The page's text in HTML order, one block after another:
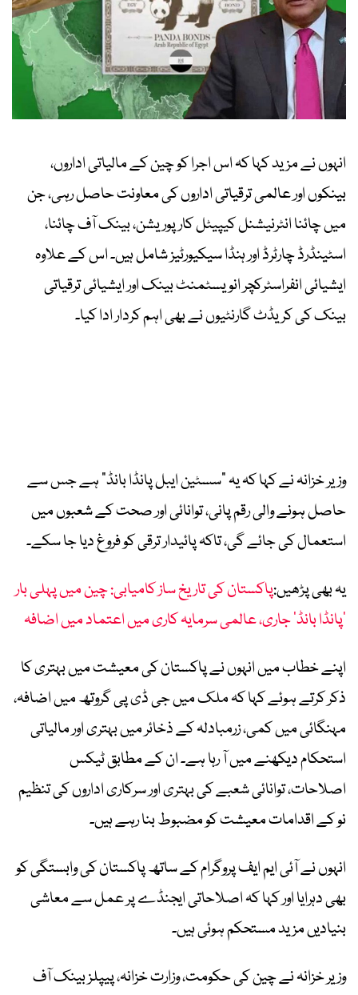
انہوں نے مزید کہا کہ اس اجرا کو چین کے مالیاتی اداروں،
بینکوں اور عالمی ترقیاتی اداروں کی معاونت حاصل رہی، جن
میں چائنا انٹرنیشنل کیپیٹل کارپوریشن، بینک آف چائنا،
اسٹینڈرڈ چارٹرڈ اور ہنڈا سیکیورٹیز شامل ہیں۔ اس کے علاوہ
ایشیائی انفراسٹرکچر انویسٹمنٹ بینک اور ایشیائی ترقیاتی
بینک کی کریڈٹ گارنٹیوں نے بھی اہم کردار ادا کیا۔
وزیر خزانہ نے کہا کہ یہ “سسٹین ایبل پانڈا بانڈ” ہے جس سے
حاصل ہونے والی رقم پانی، توانائی اور صحت کے شعبوں میں
استعمال کی جائے گی، تاکہ پائیدار ترقی کو فروغ دیا جا سکے۔
یہ بھی پڑھیں:پاکستان کی تاریخ ساز کامیابی: چین میں پہلی بار
‘پانڈا بانڈ’ جاری، عالمی سرمایہ کاری میں اعتماد میں اضافہ
اپنے خطاب میں انہوں نے پاکستان کی معیشت میں بہتری کا
ذکر کرتے ہوئے کہا کہ ملک میں جی ڈی پی گروتھ میں اضافہ،
مہنگائی میں کمی، زرمبادلہ کے ذخائر میں بہتری اور مالیاتی
استحکام دیکھنے میں آ رہا ہے۔ ان کے مطابق ٹیکس
اصلاحات، توانائی شعبے کی بہتری اور سرکاری اداروں کی تنظیم
نو کے اقدامات معیشت کو مضبوط بنا رہے ہیں۔
انہوں نے آئی ایم ایف پروگرام کے ساتھ پاکستان کی وابستگی کو
بھی دہرایا اور کہا کہ اصلاحاتی ایجنڈے پر عمل سے معاشی
بنیادیں مزید مستحکم ہوئی ہیں۔
وزیر خزانہ نے چین کی حکومت، وزارت خزانہ، پیپلز بینک آف